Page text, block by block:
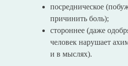
посредническое
причинить боль);
стороннее (даже
человек нарушает
и в мыслях).